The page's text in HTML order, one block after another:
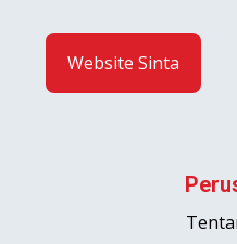
Website Sinta